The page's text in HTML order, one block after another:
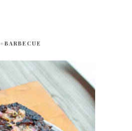
#BARBECUE